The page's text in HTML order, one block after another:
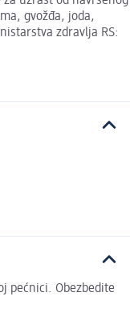
gvožđa, joda,
zdravlja RS:
pećnici. Obezbedite